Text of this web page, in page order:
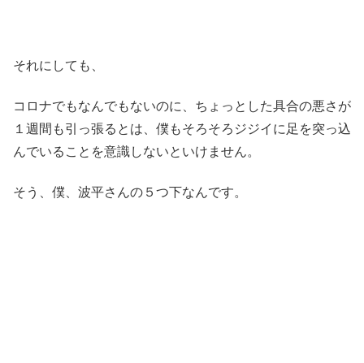
それにしても、
コロナでもなんでもないのに、ちょっとした具合の悪さが
１週間も引っ張るとは、僕もそろそろジジイに足を突っ込
んでいることを意識しないといけません。
そう、僕、波平さんの５つ下なんです。